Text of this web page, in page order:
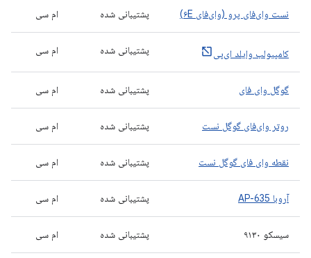
نست وای‌فای پرو (وای‌فای ۶E) پشتیبانی شده ام سی
کامپیولب وایلد ای‌پی پشتیبانی شده ام سی
گوگل وای فای پشتیبانی شده ام سی
روتر وای‌فای گوگل نست پشتیبانی شده ام سی
نقطه وای فای گوگل نست پشتیبانی شده ام سی
آروبا AP-635 پشتیبانی شده ام سی
سیسکو ۹۱۳۰ پشتیبانی شده ام سی